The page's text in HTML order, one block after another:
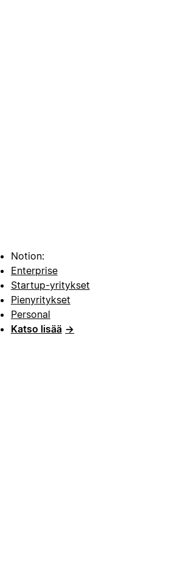
Notion:
Enterprise
Startup-yritykset
Pienyritykset
Personal
Katso lisää →